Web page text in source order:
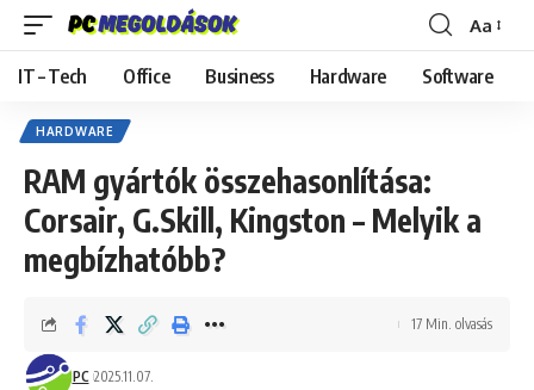
Font
Resizer
Aa
IT – Tech Office Business Hardware Software
HARDWARE
RAM gyártók összehasonlítása:
Corsair, G.Skill, Kingston – Melyik a
megbízhatóbb?
PC 2025.11.07.
17 Min. olvasás